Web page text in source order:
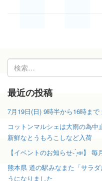
検
索:
最近の投稿
7月19日(日) 9時半から16時ま
コットンマルシェは大雨の為
新鮮なとうもろこしなど入荷
【イベントのお知らせ- ̗̀📣】
熊本県 道の駅みなまた「サラ
うになりました